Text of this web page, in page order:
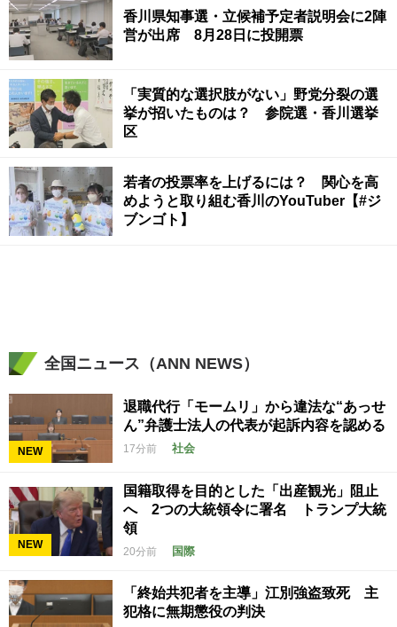
香川県知事選・立候補予定者説明会に2陣
営が出席 8月28日に投開票
「実質的な選択肢がない」野党分裂の選
挙が招いたものは？ 参院選・香川選挙
区
若者の投票率を上げるには？ 関心を高
めようと取り組む香川のYouTuber【#ジ
ブンゴト】
全国ニュース（ANN NEWS）
NEW
退職代行「モームリ」から違法な“あっせ
ん”弁護士法人の代表が起訴内容を認める
17分前 社会
NEW
国籍取得を目的とした「出産観光」阻止
へ 2つの大統領令に署名 トランプ大統
領
20分前 国際
「終始共犯者を主導」江別強盗致死 主
犯格に無期懲役の判決